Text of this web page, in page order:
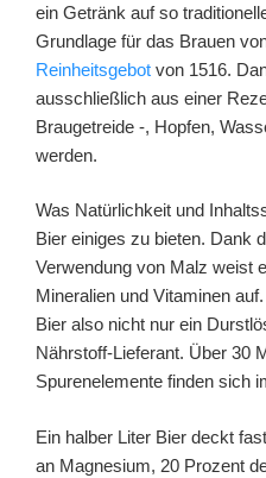
ein Getränk auf so
Grundlage für das Brauen
Reinheitsgebot von 1516.
ausschließlich aus einer
Braugetreide -, Hopfen,
werden.
Was Natürlichkeit und
Bier einiges zu bieten. Dank
Verwendung von Malz weist
Mineralien und Vitaminen
Bier also nicht nur ein
Nährstoff-Lieferant. Über 30
Spurenelemente finden sich
Ein halber Liter Bier deckt
an Magnesium, 20 Prozent